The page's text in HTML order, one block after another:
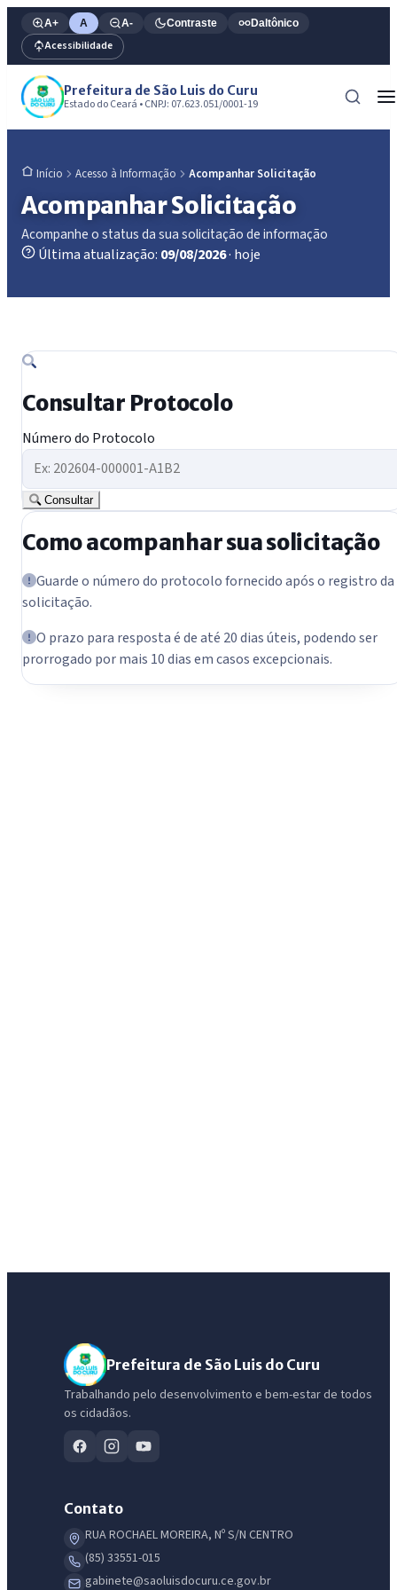
A+ A A- Contraste Daltônico
Acessibilidade
Prefeitura de São Luis do Curu
Estado do Ceará • CNPJ: 07.623.051/0001-19
Início Acesso à Informação Acompanhar Solicitação
Acompanhar Solicitação
Acompanhe o status da sua solicitação de informação
Última atualização: 09/08/2026· hoje
Consultar Protocolo
Número do Protocolo
Consultar
Como acompanhar sua solicitação
Guarde o número do protocolo fornecido após o registro da
solicitação.
O prazo para resposta é de até 20 dias úteis, podendo ser
prorrogado por mais 10 dias em casos excepcionais.
Prefeitura de São Luis do Curu
Trabalhando pelo desenvolvimento e bem-estar de todos
os cidadãos.
Contato
RUA ROCHAEL MOREIRA, Nº S/N CENTRO
(85) 33551-015
gabinete@saoluisdocuru.ce.gov.br
IntGest AI
Olá. Pergunte sobre serviços, notícias, legislação, Diário Oficial,
licitações, estrutura ou transparência do município.
Licitações abertas Carta de serviços Diário Oficial